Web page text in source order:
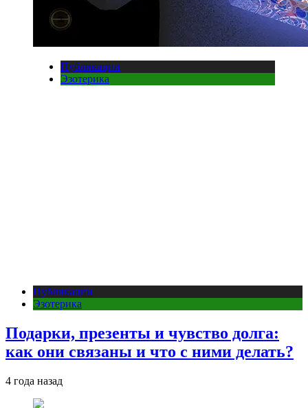
Публикации
Эзотерика
Публикации
Эзотерика
Подарки, презенты и чувство долга:
как они связаны и что с ними делать?
4 года назад